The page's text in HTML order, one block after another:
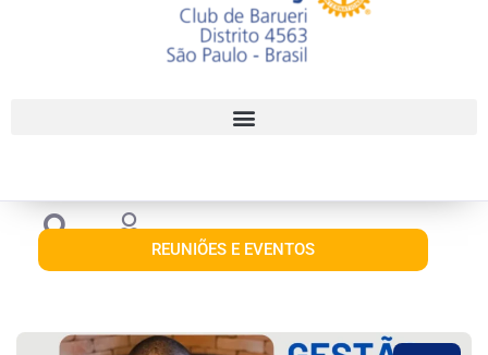
REUNIÕES E EVENTOS